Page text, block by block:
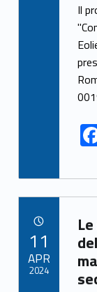
Il
Link identifier
11
APR
2024